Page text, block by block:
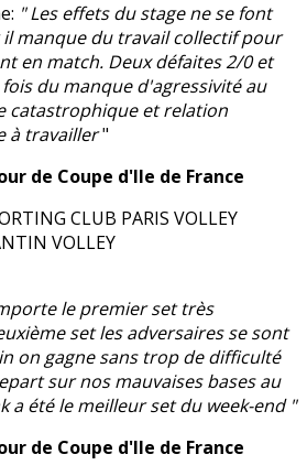
" Les effets du stage ne se font
manque du travail collectif pour
en match. Deux défaites 2/0 et
du manque d'agressivité au
catastrophique et relation
à travailler"
de Coupe d'Ile de France
CLUB PARIS VOLLEY
VOLLEY
le premier set très
set les adversaires se sont
on gagne sans trop de difficulté
sur nos mauvaises bases au
a été le meilleur set du week-end "
de Coupe d'Ile de France